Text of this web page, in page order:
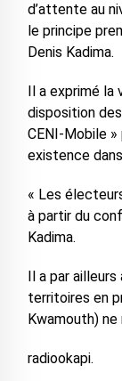
d’attente au
le principe
Denis Kadima.
Il a exprimé
disposition
CENI-Mobile
existence
« Les
à partir du
Kadima.
Il a par
territoires en
Kwamouth)
radiookapi.